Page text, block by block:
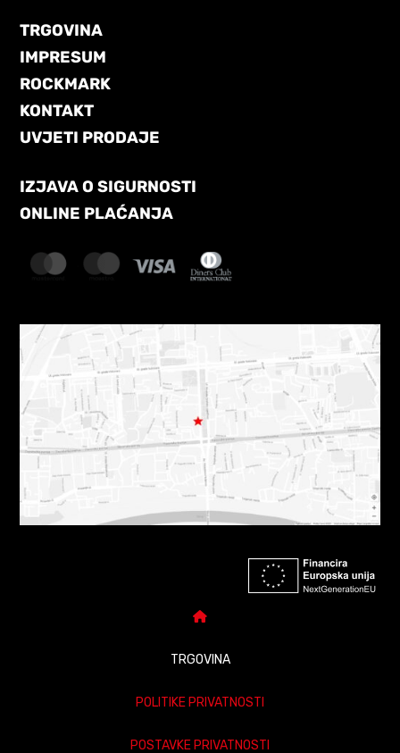
TRGOVINA
IMPRESUM
ROCKMARK
KONTAKT
UVJETI PRODAJE
IZJAVA O SIGURNOSTI
ONLINE PLAĆANJA
TRGOVINA
POLITIKE PRIVATNOSTI
POSTAVKE PRIVATNOSTI